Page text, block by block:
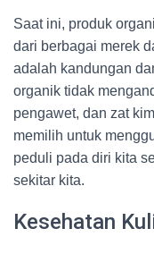
Saat ini, produk
dari berbagai merek
adalah kandungan
organik tidak
pengawet, dan zat
memilih untuk
peduli pada diri kita
sekitar kita.
Kesehatan